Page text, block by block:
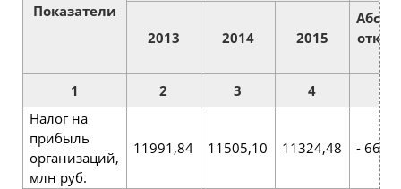
Показатели
2013 2014 2015
1
2 3 4
Налог на
прибыль
организаций,
млн руб.
11991,84 11505,10 11324,48 -